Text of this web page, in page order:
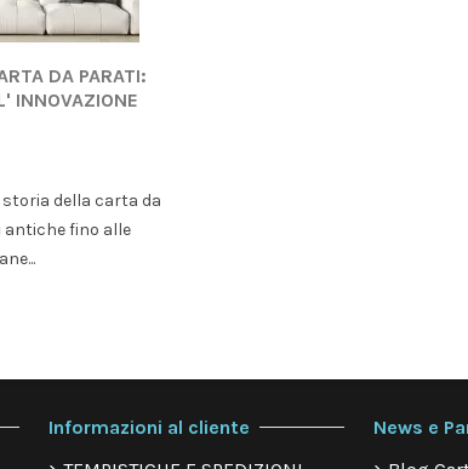
DA PARATI:
INNOVAZIONE
della carta da
antiche fino alle
Informazioni al cliente
News e